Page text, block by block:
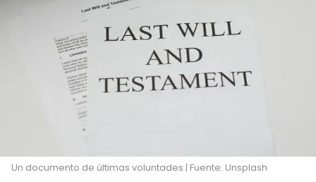
Un documento de últimas voluntades | Fuente: Unsplash